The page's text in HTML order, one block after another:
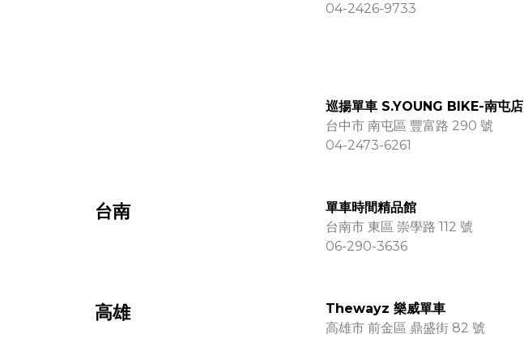
04-2426-9733
巡揚單車 S.YOUNG BIKE-南屯店
台中市 南屯區 豐富路 290 號
04-2473-6261
台南
單車時間精品館
台南市 東區 崇學路 112 號
06-290-3636
高雄
Thewayz 樂威單車
高雄市 前金區 鼎盛街 82 號